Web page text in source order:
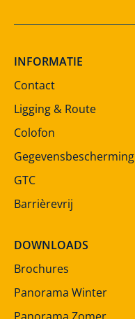
INFORMATIE
Contact
Ligging & Route
Colofon
Gegevensbescherming
GTC
Barrièrevrij
DOWNLOADS
Brochures
Panorama Winter